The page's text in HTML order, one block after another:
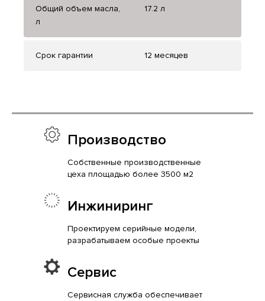
Общий объем масла,
л
17.2 л
Срок гарантии 12 месяцев
Производство
Собственные производственные
цеха площадью более 3500 м2
Инжиниринг
Проектируем серийные модели,
разрабатываем особые проекты
Сервис
Сервисная служба обеспечивает